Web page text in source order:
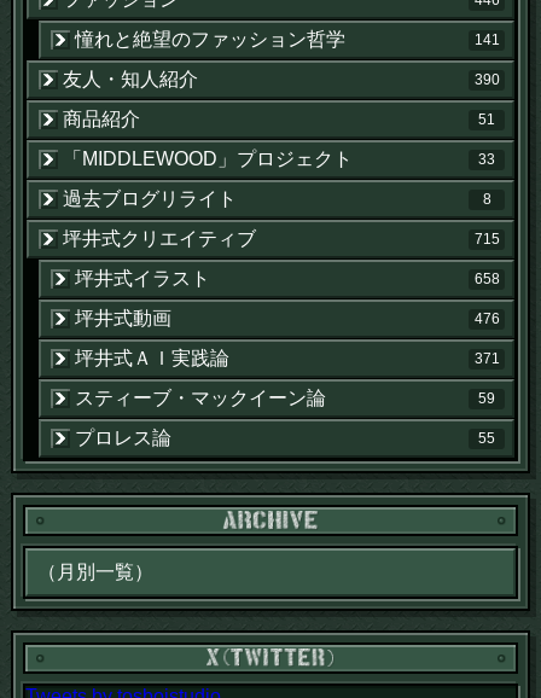
憧れと絶望のファッション哲学 141
友人・知人紹介 390
商品紹介 51
「MIDDLEWOOD」プロジェクト 33
過去ブログリライト 8
坪井式クリエイティブ 715
坪井式イラスト 658
坪井式動画 476
坪井式ＡＩ実践論 371
スティーブ・マックイーン論 59
プロレス論 55